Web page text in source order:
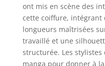
ont mis en scène des
cette coiffure, intégrant
longueurs maîtrisées
travaillé et une
structurée. Les stylistes
manga pour donner à